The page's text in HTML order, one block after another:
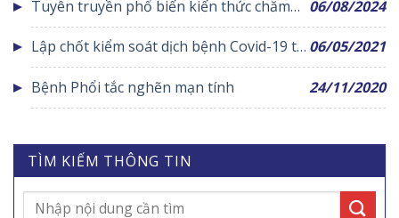
cộng đồng
Tuyên truyền phổ biến kiến thức chăm
sóc sức khỏe người cao tuổi tại cộng
đồng
06/08/2024
Lập chốt kiểm soát dịch bệnh Covid-19 tại
cộng đồng
06/05/2021
Bệnh Phổi tắc nghẽn mạn tính 24/11/2020
TÌM KIẾM THÔNG TIN